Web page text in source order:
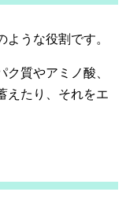
うな役割です。
質やアミノ酸、
えたり、それをエ